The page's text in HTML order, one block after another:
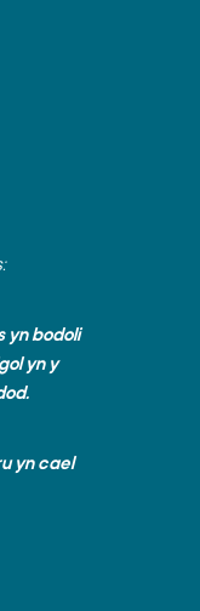
yn bodoli
yn y
yn cael